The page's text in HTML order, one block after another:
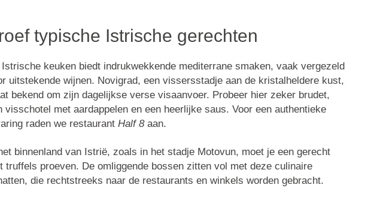
typische Istrische gerechten
Istrische keuken biedt indrukwekkende mediterrane smaken, vaak vergezeld
uitstekende wijnen. Novigrad, een vissersstadje aan de kristalheldere kust,
bekend om zijn dagelijkse verse visaanvoer. Probeer hier zeker brudet,
visschotel met aardappelen en een heerlijke saus. Voor een authentieke
raden we restaurant Half 8aan.
binnenland van Istrië, zoals in het stadje Motovun, moet je een gerecht
truffels proeven. De omliggende bossen zitten vol met deze culinaire
die rechtstreeks naar de restaurants en winkels worden gebracht.